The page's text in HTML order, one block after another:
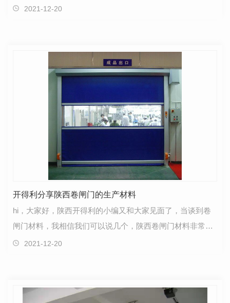
具有造型美观新颖、结构紧凑**、操作简便、坚固耐用…
2021-12-20
开得利分享陕西卷闸门的生产材料
hi，大家好，陕西开得利的小编又和大家见面了，当谈到卷
闸门材料，我相信我们可以说几个，陕西卷闸门材料非常
多，尤其是门页选择也非常多，但主要分为两类，一类是…
2021-12-20